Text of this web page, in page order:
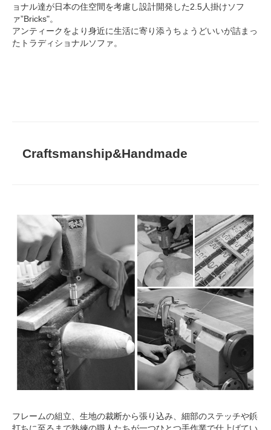
ョナル達が日本の住空間を考慮し設計開発した2.5人掛けソフ
ァ”Bricks"。
アンティークをより身近に生活に寄り添うちょうどいいが詰まっ
たトラディショナルソファ。
Craftsmanship&Handmade
フレームの組立、生地の裁断から張り込み、細部のステッチや鋲